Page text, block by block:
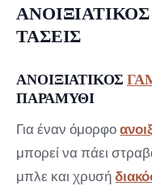
ΑΝΟΙΞΙΑΤΙΚΟΣ
ΤΑΣΕΙΣ
ΑΝΟΙΞΙΑΤΙΚΟΣ
ΠΑΡΑΜΥΘΙ
Για έναν όμορφο
μπορεί να πάει
μπλε και χρυσή